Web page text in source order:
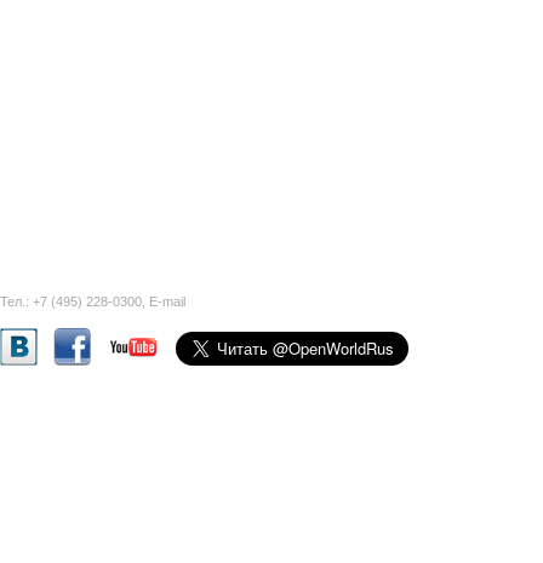
Тел.: +7 (495) 228-0300, E-mail